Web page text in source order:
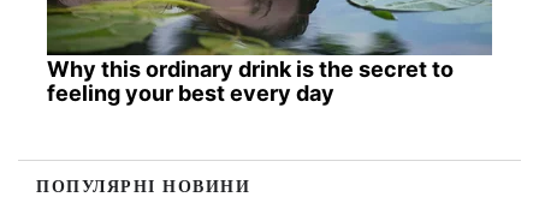
Why this ordinary drink is the secret to
feeling your best every day
ПОПУЛЯРНІ НОВИНИ